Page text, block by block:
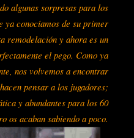
algunas sorpresas para los
ya conocíamos de su primer
remodelación y ahora es un
el pego. Como ya
nos volvemos a encontrar
pensar a los jugadores;
y abundantes para los 60
os acaban sabiendo a poco.